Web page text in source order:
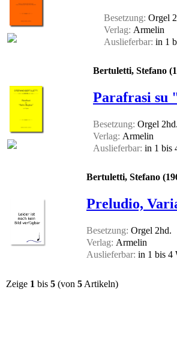
Besetzung: Orgel
Verlag: Armelin
Auslieferbar: in 1
Bertuletti, Stefano
Parafrasi su
Besetzung: Orgel 2hd.
Verlag: Armelin
Auslieferbar: in 1 bis
Bertuletti, Stefano
Preludio,
Besetzung: Orgel 2hd.
Verlag: Armelin
Auslieferbar: in 1 bis 4
Zeige 1 bis 5 (von 5Artikeln)